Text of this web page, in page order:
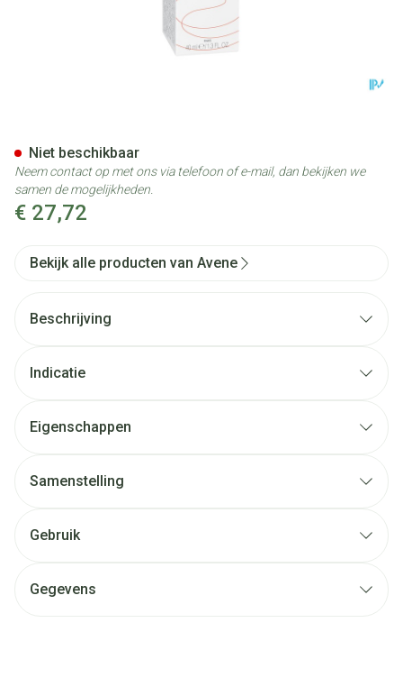
€ 27,72
Niet beschikbaar
Neem contact op met ons via telefoon of e-mail, dan bekijken we
samen de mogelijkheden.
Bekijk alle producten van Avene
Beschrijving
Indicatie
Eigenschappen
Samenstelling
Gebruik
Gegevens